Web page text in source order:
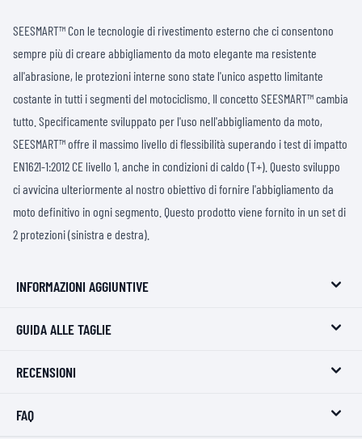
SEESMART™ Con le tecnologie di rivestimento esterno che ci consentono
sempre più di creare abbigliamento da moto elegante ma resistente
all'abrasione, le protezioni interne sono state l'unico aspetto limitante
costante in tutti i segmenti del motociclismo. Il concetto SEESMART™ cambia
tutto. Specificamente sviluppato per l'uso nell'abbigliamento da moto,
SEESMART™ offre il massimo livello di flessibilità superando i test di impatto
EN1621-1:2012 CE livello 1, anche in condizioni di caldo (T+). Questo sviluppo
ci avvicina ulteriormente al nostro obiettivo di fornire l'abbigliamento da
moto definitivo in ogni segmento. Questo prodotto viene fornito in un set di
2 protezioni (sinistra e destra).
INFORMAZIONI AGGIUNTIVE
GUIDA ALLE TAGLIE
RECENSIONI
FAQ